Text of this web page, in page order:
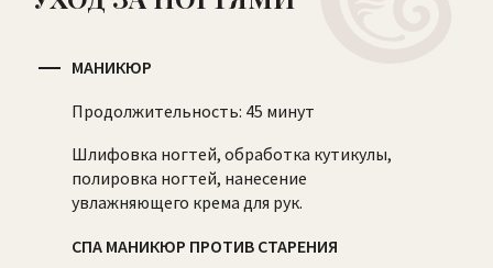
МАНИКЮР
Продолжительность: 45 минут
Шлифовка ногтей, обработка кутикулы,
полировка ногтей, нанесение
увлажняющего крема для рук.
СПА МАНИКЮР ПРОТИВ СТАРЕНИЯ